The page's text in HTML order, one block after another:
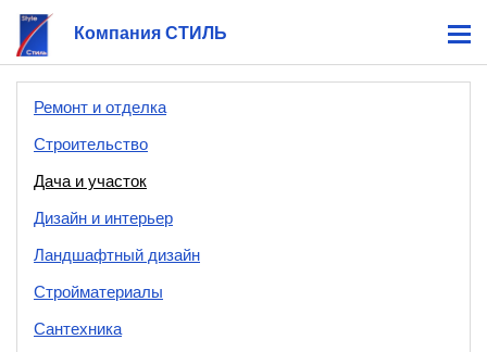
Компания СТИЛЬ
Ремонт и отделка
Строительство
Дача и участок
Дизайн и интерьер
Ландшафтный дизайн
Стройматериалы
Сантехника